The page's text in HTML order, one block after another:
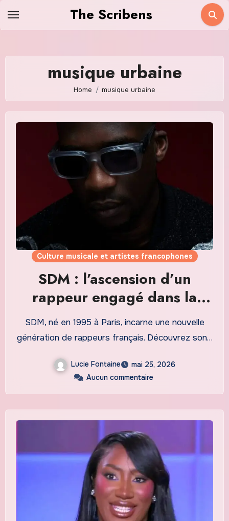
The Scribens
musique urbaine
Home musique urbaine
Culture musicale et artistes francophones
SDM : l’ascension d’un
rappeur engagé dans la
scène française
SDM, né en 1995 à Paris, incarne une nouvelle
génération de rappeurs français. Découvrez son…
Lucie Fontaine
mai 25, 2026
Aucun commentaire